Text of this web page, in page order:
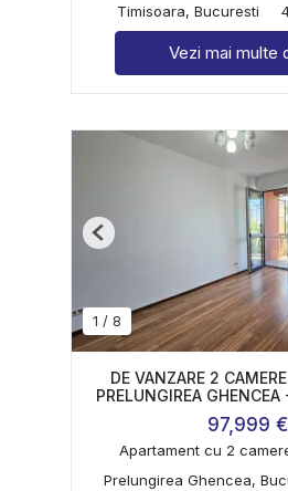
Timisoara, Bucuresti
Vezi mai multe
1 / 8
Previous
DE VANZARE 2 CAMERE
PRELUNGIREA
97,999 €
Apartament cu 2
Prelungirea Ghencea,